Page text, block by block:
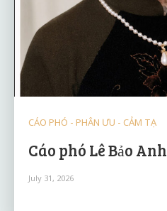
CÁO PHÓ - PHÂN ƯU - CẢM TẠ
Cáo phó Lê Bảo Anh
July 31, 2026